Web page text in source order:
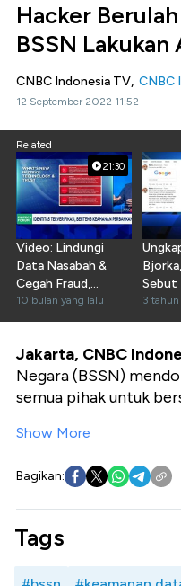
Hacker
BSSN Lakukan
CNBC Indonesia TV, CNBC
12 September 2022 11:52
Related
21:30
Video: Lindungi
Data Nasabah &
Cegah Fraud,
Aturan Perbankan
Diperkuat
10 bulan yang lalu
Sebut
3
Jakarta, CNBC
Negara (BSSN)
semua pihak untuk
Show More
Bagikan:
Tags